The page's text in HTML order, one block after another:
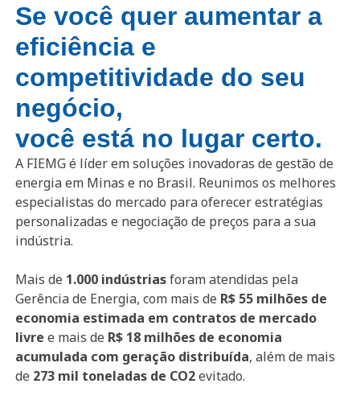
Se você quer aumentar a
eficiência e
competitividade do seu
negócio,
você está no lugar certo.
A FIEMG é líder em soluções inovadoras de gestão de
energia em Minas e no Brasil. Reunimos os melhores
especialistas do mercado para oferecer estratégias
personalizadas e negociação de preços para a sua
indústria.
Mais de 1.000 indústriasforam atendidas pela
Gerência de Energia, com mais de R$ 55 milhões de
economia estimada em contratos de mercado
livre e mais de R$ 18 milhões de economia
acumulada com geração distribuída, além de mais
de 273 mil toneladas de CO2evitado.